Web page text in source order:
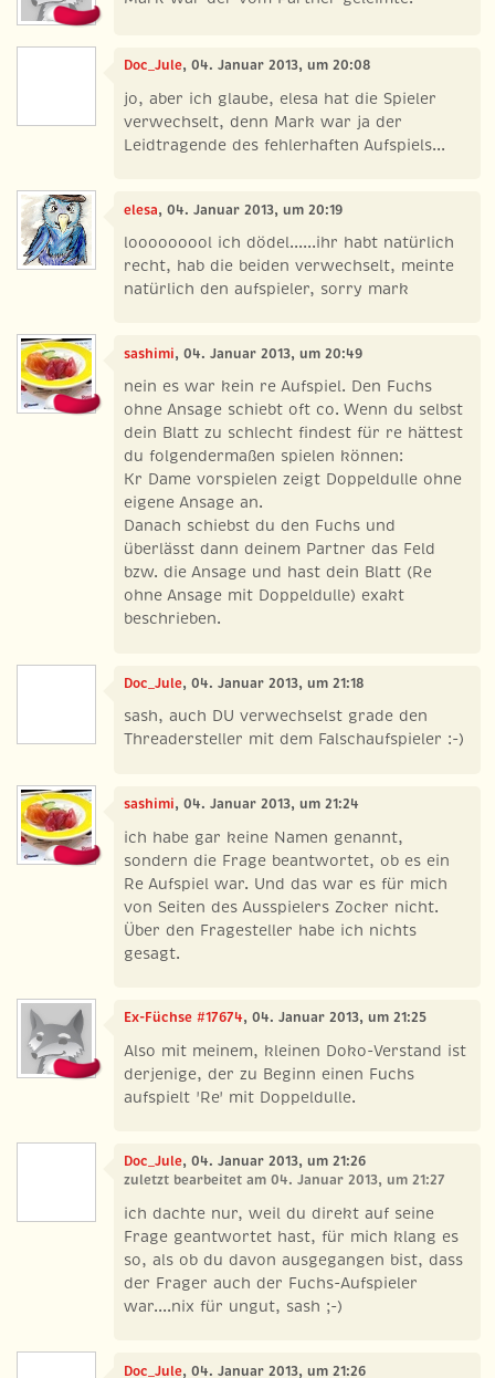
Doc_Jule, 04. Januar 2013, um 20:08
jo, aber ich glaube, elesa hat die Spieler
verwechselt, denn Mark war ja der
Leidtragende des fehlerhaften Aufspiels...
elesa, 04. Januar 2013, um 20:19
looooooool ich dödel......ihr habt natürlich
recht, hab die beiden verwechselt, meinte
natürlich den aufspieler, sorry mark
sashimi, 04. Januar 2013, um 20:49
nein es war kein re Aufspiel. Den Fuchs
ohne Ansage schiebt oft co. Wenn du selbst
dein Blatt zu schlecht findest für re hättest
du folgendermaßen spielen können:
Kr Dame vorspielen zeigt Doppeldulle ohne
eigene Ansage an.
Danach schiebst du den Fuchs und
überlässt dann deinem Partner das Feld
bzw. die Ansage und hast dein Blatt (Re
ohne Ansage mit Doppeldulle) exakt
beschrieben.
Doc_Jule, 04. Januar 2013, um 21:18
sash, auch DU verwechselst grade den
Threadersteller mit dem Falschaufspieler :-)
sashimi, 04. Januar 2013, um 21:24
ich habe gar keine Namen genannt,
sondern die Frage beantwortet, ob es ein
Re Aufspiel war. Und das war es für mich
von Seiten des Ausspielers Zocker nicht.
Über den Fragesteller habe ich nichts
gesagt.
Ex-Füchse #17674, 04. Januar 2013, um 21:25
Also mit meinem, kleinen Doko-Verstand ist
derjenige, der zu Beginn einen Fuchs
aufspielt 'Re' mit Doppeldulle.
Doc_Jule, 04. Januar 2013, um 21:26
zuletzt bearbeitet am 04. Januar 2013, um 21:27
ich dachte nur, weil du direkt auf seine
Frage geantwortet hast, für mich klang es
so, als ob du davon ausgegangen bist, dass
der Frager auch der Fuchs-Aufspieler
war....nix für ungut, sash ;-)
Doc_Jule, 04. Januar 2013, um 21:26